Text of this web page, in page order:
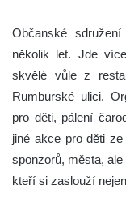
Občanské
několik let. Jde
skvělé vůle z
Rumburské ulici.
pro děti, pálení
jiné akce pro děti
sponzorů, města,
kteří si zaslouží